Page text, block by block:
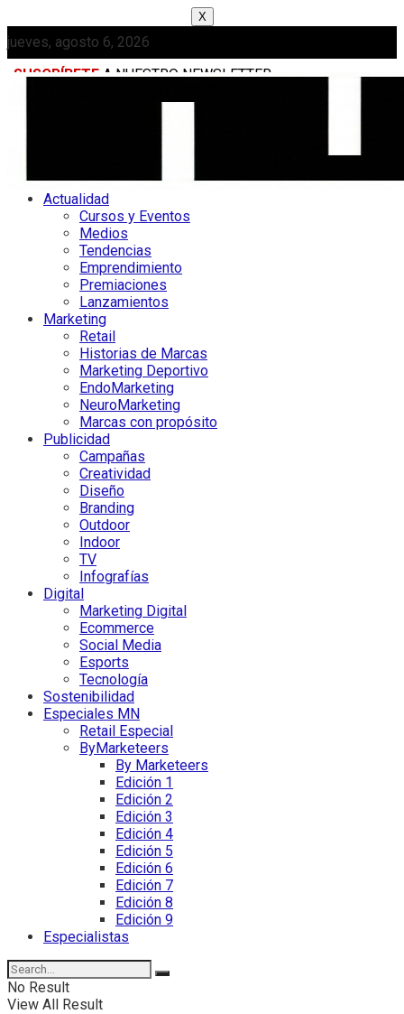
X
jueves, agosto 6, 2026
SUSCRÍBETE A NUESTRO NEWSLETTER
Actualidad
Cursos y Eventos
Medios
Tendencias
Emprendimiento
Premiaciones
Lanzamientos
Marketing
Retail
Historias de Marcas
Marketing Deportivo
EndoMarketing
NeuroMarketing
Marcas con propósito
Publicidad
Campañas
Creatividad
Diseño
Branding
Outdoor
Indoor
TV
Infografías
Digital
Marketing Digital
Ecommerce
Social Media
Esports
Tecnología
Sostenibilidad
Especiales MN
Retail Especial
ByMarketeers
By Marketeers
Edición 1
Edición 2
Edición 3
Edición 4
Edición 5
Edición 6
Edición 7
Edición 8
Edición 9
Especialistas
No Result
View All Result